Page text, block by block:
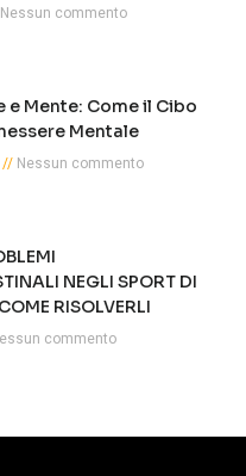
Nessun commento
Mente: Come il Cibo
Mentale
Nessun commento
NEGLI SPORT DI
RISOLVERLI
commento